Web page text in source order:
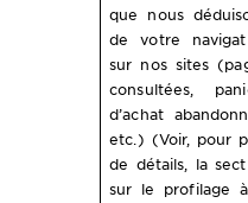
que nous
de votre
sur nos sites
consultées,
d’achat
etc.) (Voir, pour
de détails, la
sur le profilage